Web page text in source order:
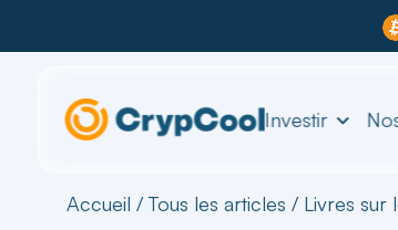
Investir
Accueil /Tous les articles / Livres sur